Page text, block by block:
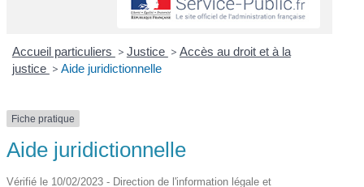
Accueil particuliers > Justice > Accès au droit et à la
justice > Aide juridictionnelle
Fiche pratique
Aide juridictionnelle
Vérifié le 10/02/2023 - Direction de l'information légale et